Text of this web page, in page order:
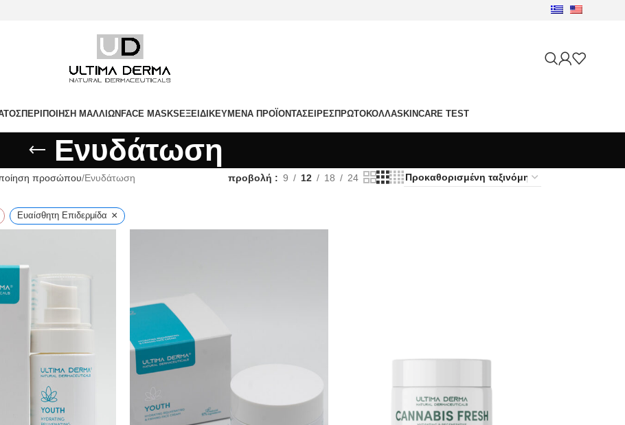
ΠΕΡΙΠΟΊΗΣΗ ΜΑΛΛΙΏΝ FACE MASKS ΕΞΕΙΔΙΚΕΥΜΈΝΑ ΠΡΟΪΌΝΤΑΣΕΙΡΈΣΠΡΩΤΌΚΟΛΛΑSKINCARE TEST
Ενυδάτωση
προσώπου Ενυδάτωση προβολή 9 12 18 24
Ευαίσθητη Επιδερμίδα ×